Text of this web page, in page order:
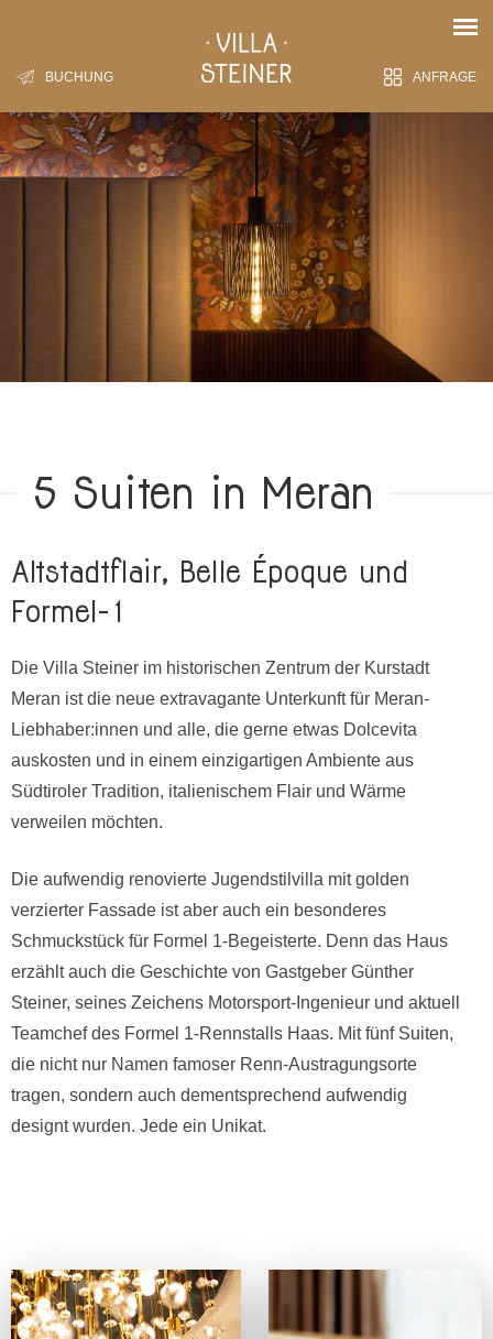
BUCHUNG ANFRAGE
Altstadtflair, Belle Époque und
Formel-1
Die Villa Steiner im historischen Zentrum der Kurstadt
Meran ist die neue extravagante Unterkunft für Meran-
Liebhaber:innen und alle, die gerne etwas Dolcevita
auskosten und in einem einzigartigen Ambiente aus
Südtiroler Tradition, italienischem Flair und Wärme
verweilen möchten.
Die aufwendig renovierte Jugendstilvilla mit golden
verzierter Fassade ist aber auch ein besonderes
Schmuckstück für Formel 1-Begeisterte. Denn das Haus
erzählt auch die Geschichte von Gastgeber Günther
Steiner, seines Zeichens Motorsport-Ingenieur und aktuell
Teamchef des Formel 1-Rennstalls Haas. Mit fünf Suiten,
die nicht nur Namen famoser Renn-Austragungsorte
tragen, sondern auch dementsprechend aufwendig
designt wurden. Jede ein Unikat.